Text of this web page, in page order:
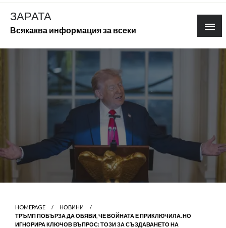
Skip
content
ЗАРАТА
Всякаква информация за всеки
HOMEPAGE
НОВИНИ
ТРЪМП ПОБЪРЗА ДА ОБЯВИ, ЧЕ ВОЙНАТА Е ПРИКЛЮЧИЛА. НО
ИГНОРИРА КЛЮЧОВ ВЪПРОС: ТОЗИ ЗА СЪЗДАВАНЕТО НА